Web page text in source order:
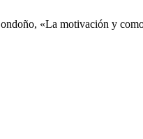
«La motivación y